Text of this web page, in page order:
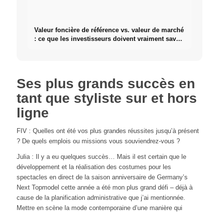
Valeur foncière de référence vs. valeur de marché
: ce que les investisseurs doivent vraiment savoir
Ses plus grands succès en
tant que styliste sur et hors
ligne
FIV : Quelles ont été vos plus grandes réussites jusqu’à présent
? De quels emplois ou missions vous souviendrez-vous ?
Julia : Il y a eu quelques succès… Mais il est certain que le
développement et la réalisation des costumes pour les
spectacles en direct de la saison anniversaire de Germany’s
Next Topmodel cette année a été mon plus grand défi – déjà à
cause de la planification administrative que j’ai mentionnée.
Mettre en scène la mode contemporaine d’une manière qui